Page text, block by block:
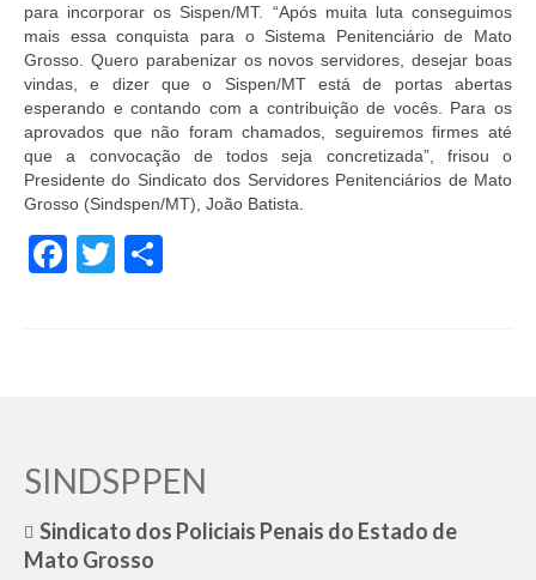
para incorporar os Sispen/MT. “Após muita luta conseguimos
mais essa conquista para o Sistema Penitenciário de Mato
Grosso. Quero parabenizar os novos servidores, desejar boas
vindas, e dizer que o Sispen/MT está de portas abertas
esperando e contando com a contribuição de vocês. Para os
aprovados que não foram chamados, seguiremos firmes até
que a convocação de todos seja concretizada”, frisou o
Presidente do Sindicato dos Servidores Penitenciários de Mato
Grosso (Sindspen/MT), João Batista.
Facebook
Twitter
SINDSPPEN
Sindicato dos Policiais Penais do Estado de
Mato Grosso